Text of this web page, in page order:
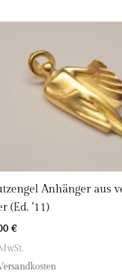
Anhänger aus
(Ed. ’11)
€